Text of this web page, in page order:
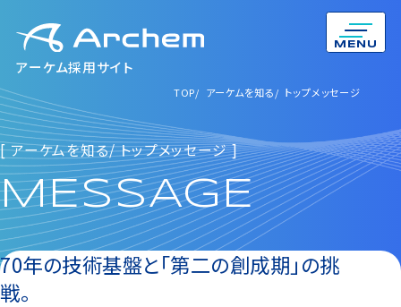
アーケム採用サイト
MENU
TOP アーケムを知る トップメッセージ
[ アーケムを知る/ トップメッセージ ]
MESSAGE
70年の技術基盤と「第二の創成期」の挑
戦。